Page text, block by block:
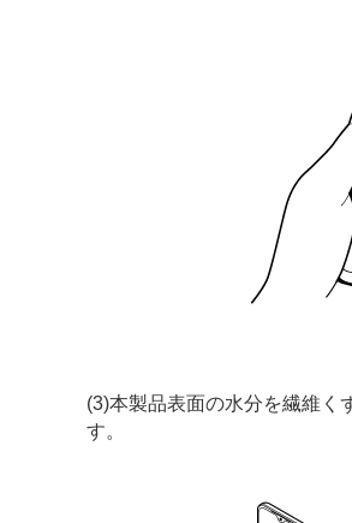
(3)本製品表面の水分を繊維く
す。